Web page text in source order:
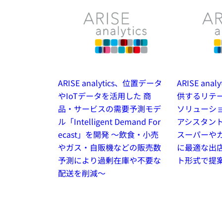
ARISE analytics、位置データ
やIoTデータを活用した 商
品・サービスの需要予測モデ
ル「Intelligent Demand For
ecast」を開発 ～飲食・小売
やガス・自販機などの販売数
予測により過剰在庫や不要な
配送を削減～
ARISE
供するリテ
ソリューシ
アシスタン
スーパーや
に最適な出
ト形式で提